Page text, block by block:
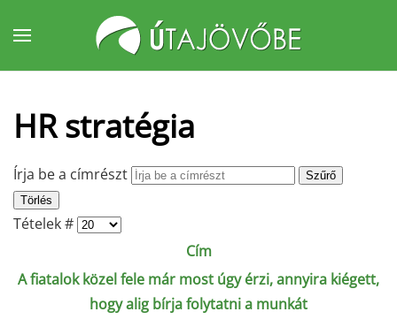
Fő tartalom átugrása
HR stratégia
Írja be a címrészt
Szűrő
Törlés
Tételek #
Cím
A fiatalok közel fele már most úgy érzi, annyira kiégett,
hogy alig bírja folytatni a munkát